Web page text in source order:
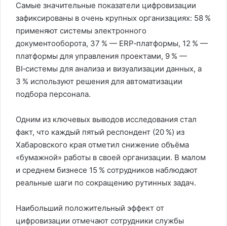
Самые значительные показатели цифровизации
зафиксированы в очень крупных организациях: 58 %
применяют системы электронного
документооборота, 37 % — ERP‑платформы, 12 % —
платформы для управления проектами, 9 % —
BI‑системы для анализа и визуализации данных, а
3 % используют решения для автоматизации
подбора персонала.
Одним из ключевых выводов исследования стал
факт, что каждый пятый респондент (20 %) из
Хабаровского края отметил снижение объёма
«бумажной» работы в своей организации. В малом
и среднем бизнесе 15 % сотрудников наблюдают
реальные шаги по сокращению рутинных задач.
Наибольший положительный эффект от
цифровизации отмечают сотрудники службы